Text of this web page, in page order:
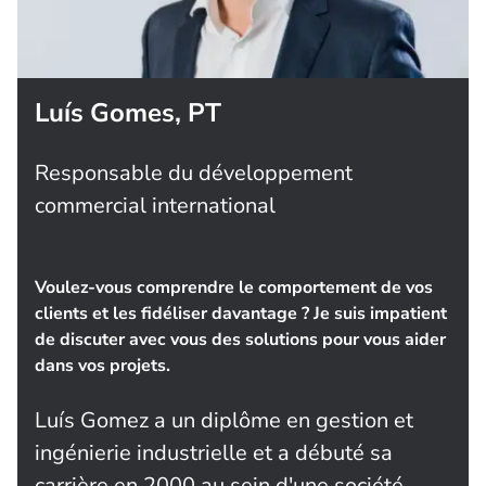
Luís Gomes, PT
Responsable du développement
commercial international
Voulez-vous comprendre le comportement de vos
clients et les fidéliser davantage ? Je suis impatient
de discuter avec vous des solutions pour vous aider
dans vos projets.
Luís Gomez a un diplôme en gestion et
ingénierie industrielle et a débuté sa